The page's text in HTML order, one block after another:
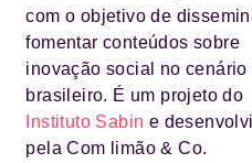
com o objetivo de
fomentar conteúdos sobre
inovação social no cenário
brasileiro. É um projeto do
Instituto Sabin e
pela Com limão & Co.